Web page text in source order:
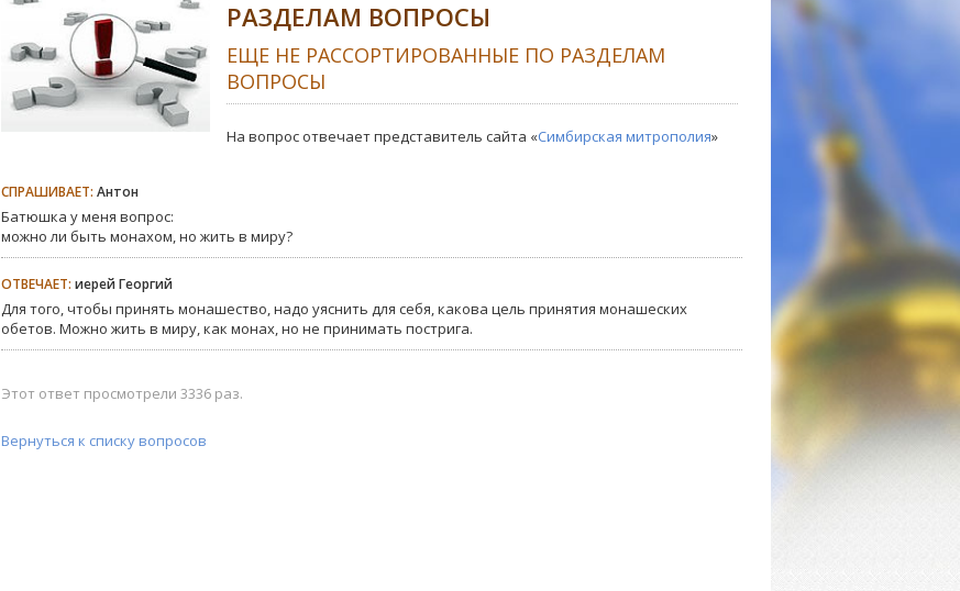
РАЗДЕЛАМ ВОПРОСЫ
ЕЩЕ НЕ РАССОРТИРОВАННЫЕ ПО РАЗДЕЛАМ
ВОПРОСЫ
На вопрос отвечает представитель сайта «Симбирская митрополия»
СПРАШИВАЕТ: Антон
Батюшка у меня вопрос:
можно ли быть монахом, но жить в миру?
ОТВЕЧАЕТ: иерей Георгий
Для того, чтобы принять монашество, надо уяснить для себя, какова цель принятия монашеских
обетов. Можно жить в миру, как монах, но не принимать пострига.
Этот ответ просмотрели 3336 раз.
Вернуться к списку вопросов